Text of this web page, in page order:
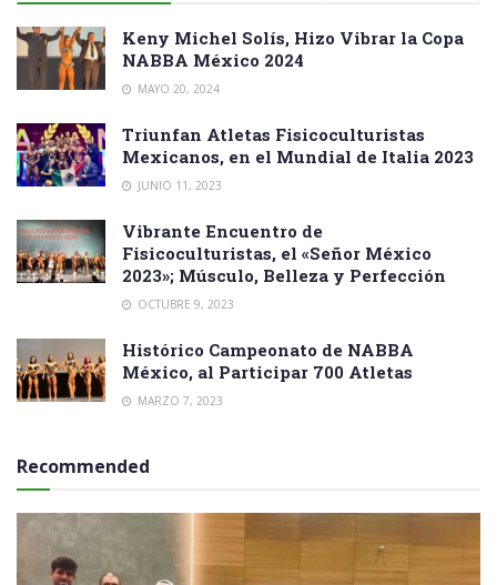
Keny Michel Solís, Hizo Vibrar la Copa
NABBA México 2024
MAYO 20, 2024
Triunfan Atletas Fisicoculturistas
Mexicanos, en el Mundial de Italia 2023
JUNIO 11, 2023
Vibrante Encuentro de
Fisicoculturistas, el «Señor México
2023»; Músculo, Belleza y Perfección
OCTUBRE 9, 2023
Histórico Campeonato de NABBA
México, al Participar 700 Atletas
MARZO 7, 2023
Recommended